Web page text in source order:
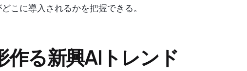
こに導入されるかを把握できる。
作る新興AIトレンド